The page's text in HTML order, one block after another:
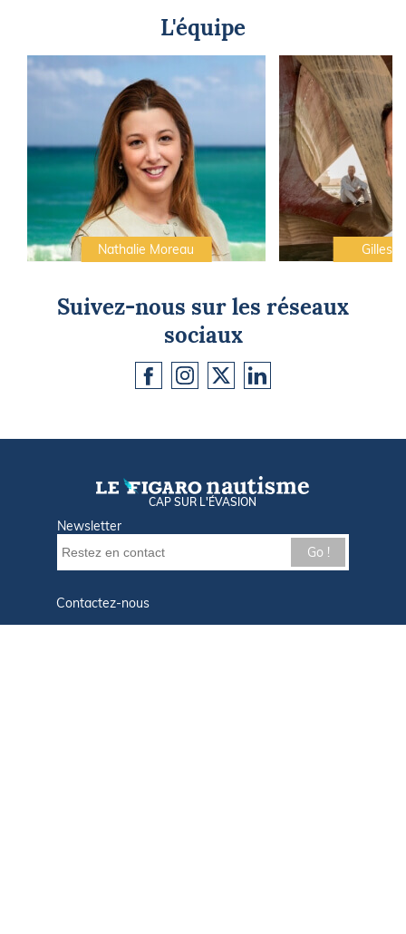
L'équipe
Nathalie Moreau Gilles
Suivez-nous sur les réseaux
sociaux
CAP SUR L'ÉVASION
Newsletter
Go !
Contactez-nous